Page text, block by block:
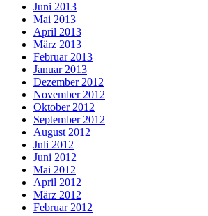
Juni 2013
Mai 2013
April 2013
März 2013
Februar 2013
Januar 2013
Dezember 2012
November 2012
Oktober 2012
September 2012
August 2012
Juli 2012
Juni 2012
Mai 2012
April 2012
März 2012
Februar 2012